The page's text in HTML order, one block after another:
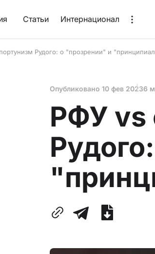
Статьи Интернационал
Рудого: о "прозрении" и
Опубликовано 10 фев 20236
РФУ vs